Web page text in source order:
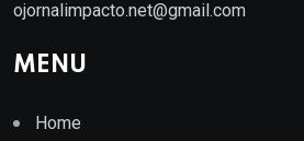
ojornalimpacto.net@gmail.com
MENU
Home